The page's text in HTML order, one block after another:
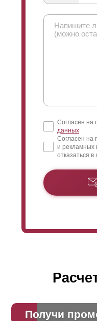
Согласен на
данных
Согласен на
и рекламных
отказаться
Получи